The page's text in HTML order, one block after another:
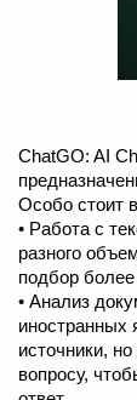
ChatGO: AI
Особо стоит
• Работа с
разного
подбор
• Анализ
иностранных
источники,
вопросу,